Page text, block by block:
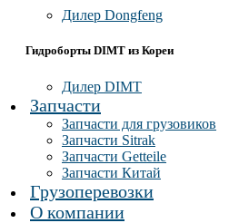
Дилер Dongfeng
Гидроборты DIMT из Кореи
Дилер DIMT
Запчасти
Запчасти для грузовиков
Запчасти Sitrak
Запчасти Getteile
Запчасти Китай
Грузоперевозки
О компании